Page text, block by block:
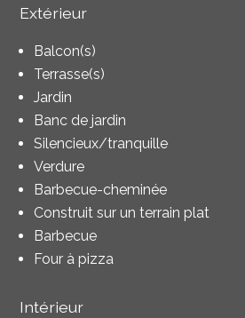
Extérieur
Balcon(s)
Terrasse(s)
Jardin
Banc de jardin
Silencieux/tranquille
Verdure
Barbecue-cheminée
Construit sur un terrain plat
Barbecue
Four à pizza
Intérieur